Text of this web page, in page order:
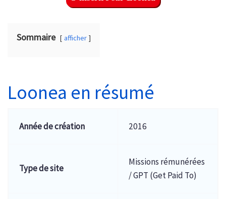
Sommaire afficher
Loonea en résumé
Année de création 2016
Type de site
Missions rémunérées
/ GPT (Get Paid To)